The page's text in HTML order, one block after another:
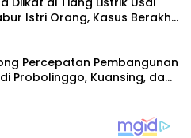
Istri Orang, Kasus Berakhir
Percepatan Pembangunan
Probolinggo, Kuansing, dan